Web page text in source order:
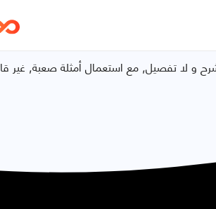
و لا تفصيل, مع استعمال أمثلة صعبة, غير